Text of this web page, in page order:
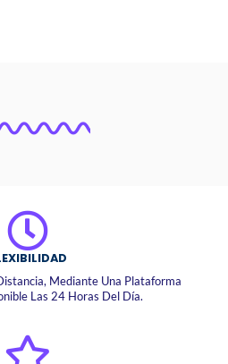
Mediante Una Plataforma
Las 24 Horas Del Día.